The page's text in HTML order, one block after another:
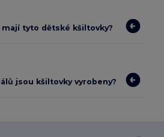
tyto dětské kšiltovky?
jsou kšiltovky vyrobeny?